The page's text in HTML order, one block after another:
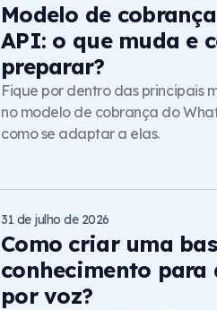
Modelo de
API: o que muda e
preparar?
Fique por dentro das principais
no modelo de cobrança do
como se adaptar a elas.
Como criar uma
conhecimento para
por voz?
31 de julho de 2026